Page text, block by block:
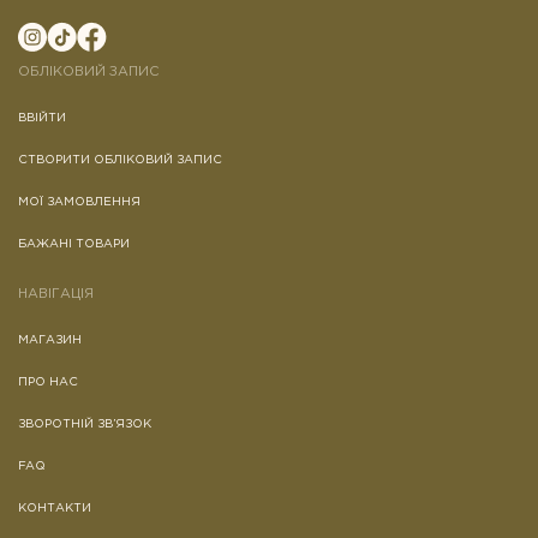
ОБЛІКОВИЙ ЗАПИС
ВВІЙТИ
СТВОРИТИ ОБЛІКОВИЙ ЗАПИС
МОЇ ЗАМОВЛЕННЯ
БАЖАНІ ТОВАРИ
НАВІГАЦІЯ
МАГАЗИН
ПРО НАС
ЗВОРОТНІЙ ЗВ’ЯЗОК
FAQ
КОНТАКТИ